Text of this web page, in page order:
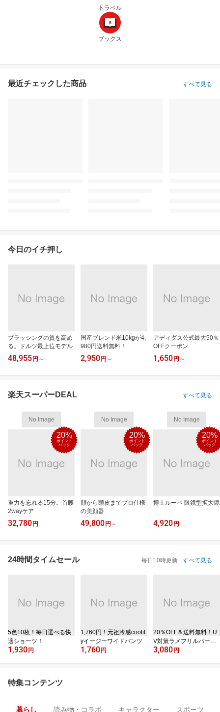
トラベル
ブックス
最近チェックした商品 すべて見る
今日のイチ押し
ブラッシングの質を高め
る。ドルツ最上位モデル
48,955 円 ～
国産ブレンド米10kgが4,
980円送料無料！
2,950 円 ～
アディダス公式最大50％
OFFクーポン
1,650 円 ～
楽天スーパーDEAL すべて見る
No Image
20%
ポイント
バック
重力を忘れる15分。首腰
2wayケア
32,780 円
No Image
20%
ポイント
バック
顔から頭皮までプロ仕様
の美顔器
49,800 円 ～
No Image
20%
ポイント
バック
博士ルーペ 眼鏡型拡大鏡
4,920 円
24時間タイムセール 毎日10時更新 すべて見る
5色10枚！毎日選べる快
適ショーツ！
1,930 円
1,760円！元祖冷感coolif
yイージーワイドパンツ
1,760 円
20％OFF＆送料無料！U
V対策ラメフリルパーカ
ー
3,080 円
特集コンテンツ
暮らし 読み物・コラボ キャラクター スポーツ